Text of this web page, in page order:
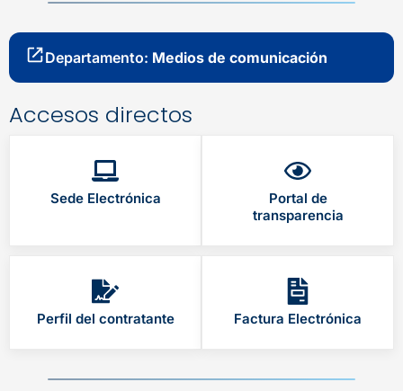
Departamento: Medios de comunicación
Accesos directos
Sede Electrónica
Portal de
transparencia
Perfil del contratante Factura Electrónica